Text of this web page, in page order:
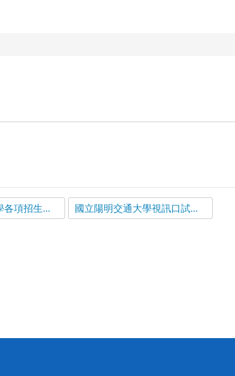
國立陽明交通大學各項招生入學考試視訊口試要點.pdf
國立陽明交通大學視訊口試申請表.docx